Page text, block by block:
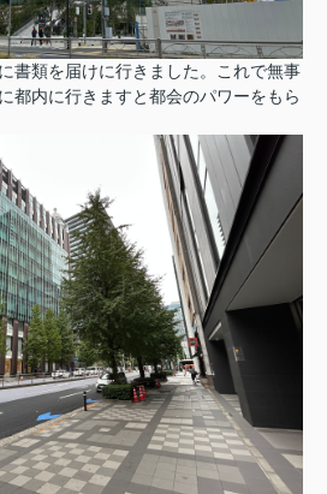
書類を届けに行きました。これで無事
都内に行きますと都会のパワーをもら